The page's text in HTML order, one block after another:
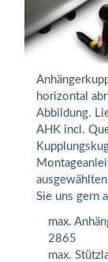
horizontal
Abbildung.
AHK incl.
Sie uns gern
max.
2865
max.